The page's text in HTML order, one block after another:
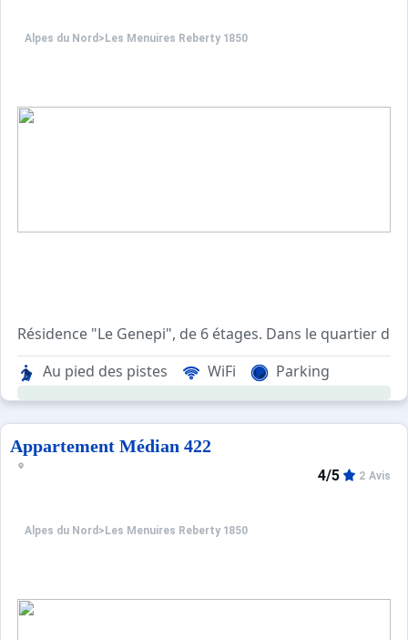
Alpes du Nord > Les Menuires Reberty 1850
Résidence "Le Genepi", de 6 étages. Dans le quartier
Au pied des pistes
WiFi Parking
Appartement Médian 422
Alpes du Nord > Les Menuires Reberty 1850
4/5 2 Avis